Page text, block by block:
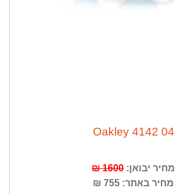
Oakley 4142 04
מחיר יבואן: 1600 ₪
מחיר באתר: 755 ₪